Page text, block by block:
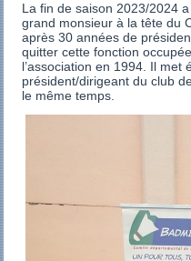
La fin de saison 2023/2024
grand monsieur à la tête du
après 30 années de
quitter cette fonction
l’association en 1994. Il
président/dirigeant du club
le même temps.